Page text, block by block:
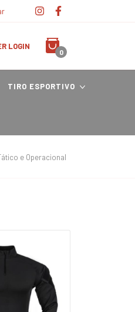
LOGIN
0
TIRO ESPORTIVO
e Operacional